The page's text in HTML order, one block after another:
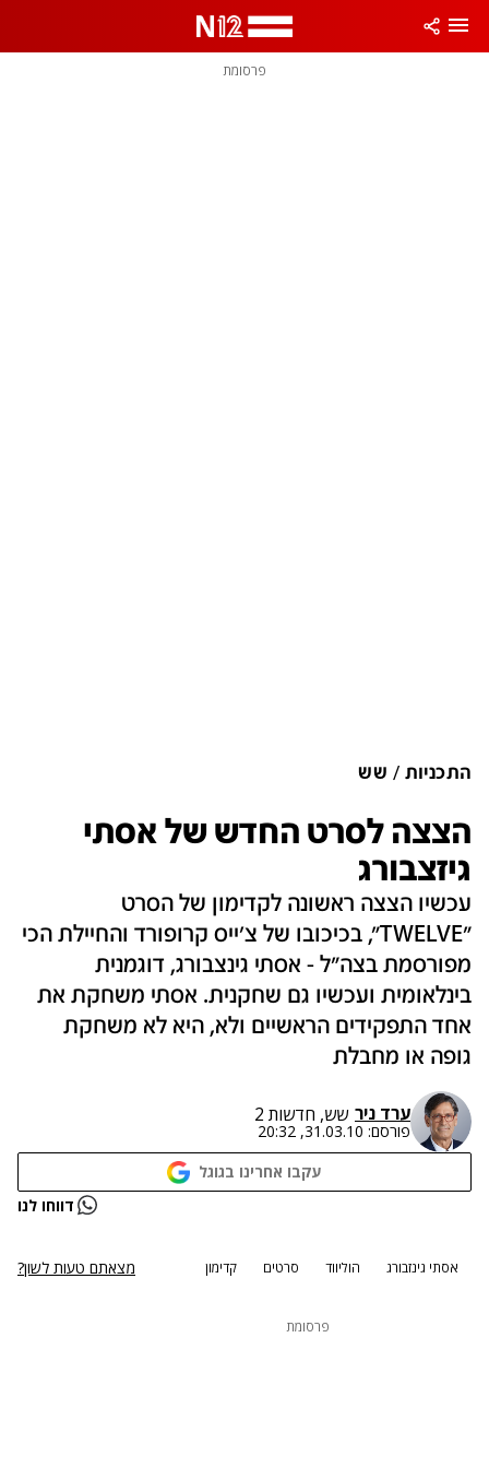
פרסומת
התכניות שש
הצצה לסרט החדש של אסתי
גיזצבורג
עכשיו הצצה ראשונה לקדימון של הסרט
"TWELVE", בכיכובו של צ'ייס קרופורד והחיילת הכי
מפורסמת בצה"ל - אסתי גינצבורג, דוגמנית
בינלאומית ועכשיו גם שחקנית. אסתי משחקת את
אחד התפקידים הראשיים ולא, היא לא משחקת
גופה או מחבלת
ערד ניר שש, חדשות 2
פורסם: 31.03.10, 20:32
עקבו אחרינו בגוגל
דווחו לנו
אסתי גינזבורג הוליווד סרטים קדימון מצאתם טעות לשון?
פרסומת